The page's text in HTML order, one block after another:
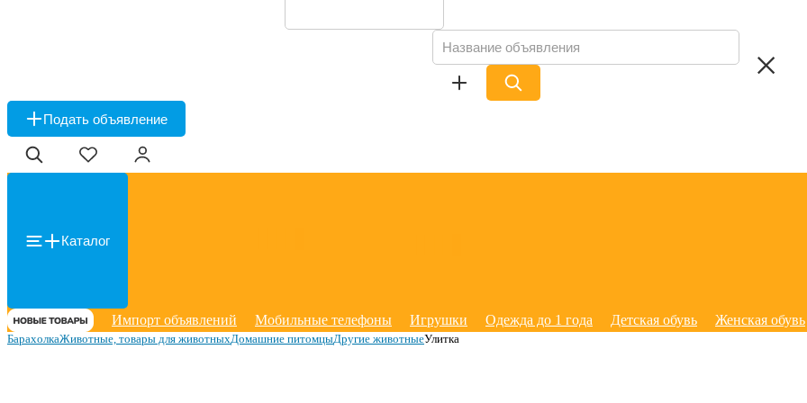
Подать объявление
Каталог
Импорт объявлений Мобильные телефоны Игрушки Одежда до 1 года Детская обувь Женская обувь
БарахолкаЖивотные, товары для животныхДомашние питомцыДругие животныеУлитка